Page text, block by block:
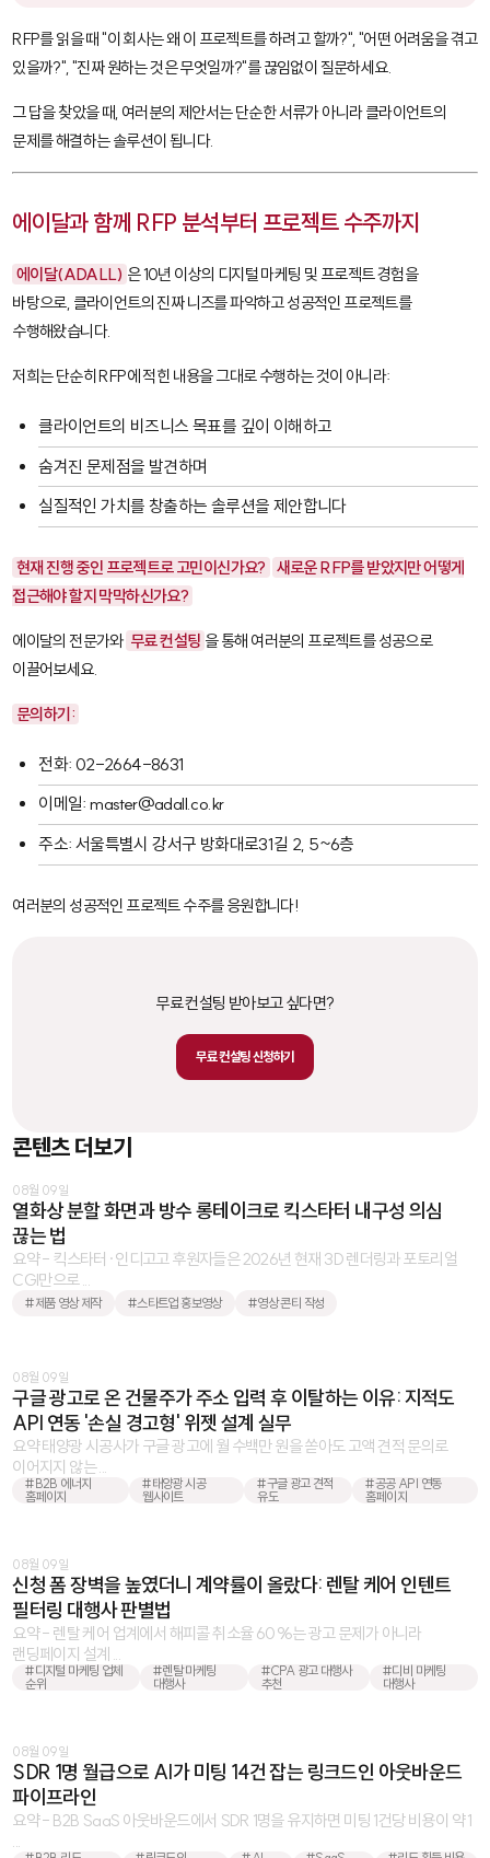
RFP를 읽을 때 "이 회사는 왜 이 프로젝트를 하려고 할까?", "어떤 어려움을 겪고
있을까?", "진짜 원하는 것은 무엇일까?"를 끊임없이 질문하세요.
그 답을 찾았을 때, 여러분의 제안서는 단순한 서류가 아니라 클라이언트의
문제를 해결하는 솔루션이 됩니다.
에이달과 함께 RFP 분석부터 프로젝트 수주까지
에이달(ADALL) 은 10년 이상의 디지털 마케팅 및 프로젝트 경험을
바탕으로, 클라이언트의 진짜 니즈를 파악하고 성공적인 프로젝트를
수행해왔습니다.
저희는 단순히 RFP에 적힌 내용을 그대로 수행하는 것이 아니라:
클라이언트의 비즈니스 목표를 깊이 이해하고
숨겨진 문제점을 발견하며
실질적인 가치를 창출하는 솔루션을 제안합니다
현재 진행 중인 프로젝트로 고민이신가요? 새로운 RFP를 받았지만 어떻게
접근해야 할지 막막하신가요?
에이달의 전문가와 무료 컨설팅 을 통해 여러분의 프로젝트를 성공으로
이끌어보세요.
문의하기:
전화: 02-2664-8631
이메일: master@adall.co.kr
주소: 서울특별시 강서구 방화대로31길 2, 5~6층
여러분의 성공적인 프로젝트 수주를 응원합니다!
무료 컨설팅 받아보고 싶다면?
무료 컨설팅 신청하기
콘텐츠 더보기
08월 09일
열화상 분할 화면과 방수 롱테이크로 킥스타터 내구성 의심
끊는 법
요약 - 킥스타터·인디고고 후원자들은 2026년 현재 3D 렌더링과 포토리얼
CGI만으로 ...
#제품 영상 제작 #스타트업 홍보영상 #영상 콘티 작성
08월 09일
구글 광고로 온 건물주가 주소 입력 후 이탈하는 이유: 지적도
API 연동 '손실 경고형' 위젯 설계 실무
요약 태양광 시공사가 구글 광고에 월 수백만 원을 쏟아도 고액 견적 문의로
이어지지 않는 ...
#B2B 에너지
홈페이지
#태양광 시공
웹사이트
#구글 광고 견적
유도
#공공 API 연동
홈페이지
08월 09일
신청 폼 장벽을 높였더니 계약률이 올랐다: 렌탈 케어 인텐트
필터링 대행사 판별법
요약 - 렌탈 케어 업계에서 해피콜 취소율 60%는 광고 문제가 아니라
랜딩페이지 설계 ...
#디지털 마케팅 업체
순위
#렌탈 마케팅
대행사
#CPA 광고 대행사
추천
#디비 마케팅
대행사
08월 09일
SDR 1명 월급으로 AI가 미팅 14건 잡는 링크드인 아웃바운드
파이프라인
요약 - B2B SaaS 아웃바운드에서 SDR 1명을 유지하면 미팅 1건당 비용이 약 1